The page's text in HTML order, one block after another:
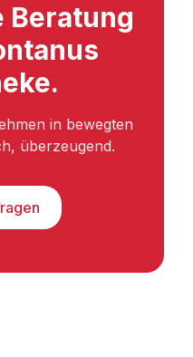
Beratung
in bewegten
überzeugend.